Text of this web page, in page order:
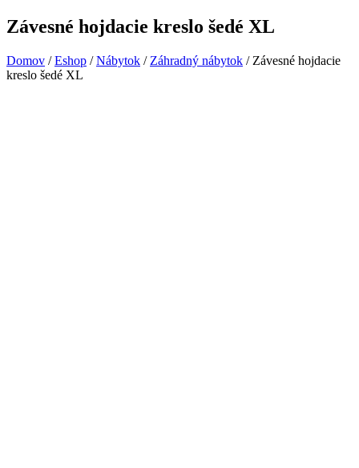
Závesné hojdacie kreslo šedé XL
Domov /Eshop /Nábytok / Záhradný nábytok / Závesné hojdacie
kreslo šedé XL